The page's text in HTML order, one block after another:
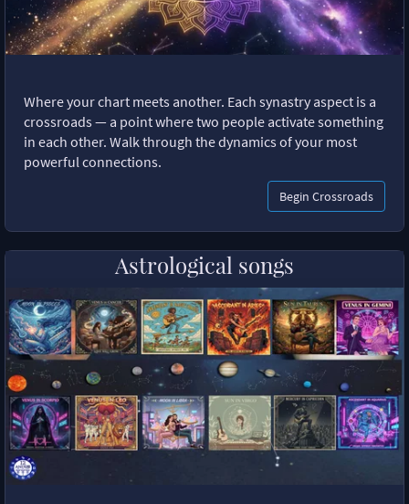
Where your chart meets another. Each synastry aspect is a
crossroads — a point where two people activate something
in each other. Walk through the dynamics of your most
powerful connections.
Begin Crossroads
Astrological songs